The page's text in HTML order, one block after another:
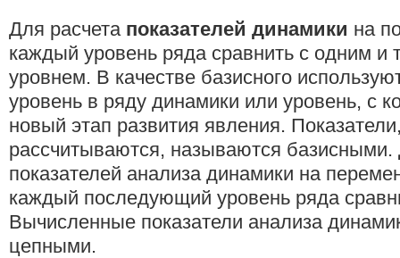
Для расчета показателей динамики на
каждый уровень ряда сравнить с одним и
уровнем. В качестве базисного
уровень в ряду динамики или уровень, с
новый этап развития явления.
рассчитываются, называются базисными.
показателей анализа динамики на
каждый последующий уровень ряда
Вычисленные показатели анализа
цепными.